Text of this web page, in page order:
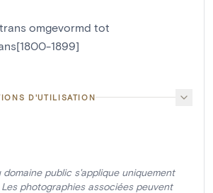
omgevormd tot
1899]
D'UTILISATION
public s'applique uniquement
photographies associées peuvent